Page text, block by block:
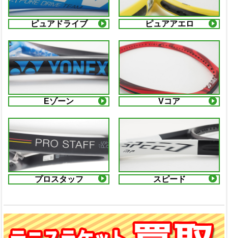
ピュアドライブ ピュアアエロ
Eゾーン Vコア
プロスタッフ スピード